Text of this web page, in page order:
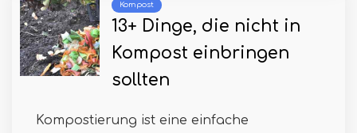
Kompost
13+ Dinge, die nicht in
Kompost einbringen
sollten
Kompostierung ist eine einfache